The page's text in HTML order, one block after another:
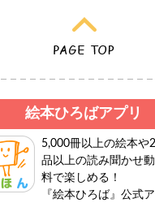
絵本ひろばアプリ
5,000冊以上の絵本や
品以上の読み聞かせ
料で楽しめる！
『絵本ひろば』公式ア